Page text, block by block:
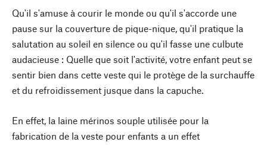
Qu'il s'amuse à courir le monde ou qu'il s'accorde une
pause sur la couverture de pique-nique, qu'il pratique la
salutation au soleil en silence ou qu'il fasse une culbute
audacieuse : Quelle que soit l'activité, votre enfant peut se
sentir bien dans cette veste qui le protège de la surchauffe
et du refroidissement jusque dans la capuche.
En effet, la laine mérinos souple utilisée pour la
fabrication de la veste pour enfants a un effet